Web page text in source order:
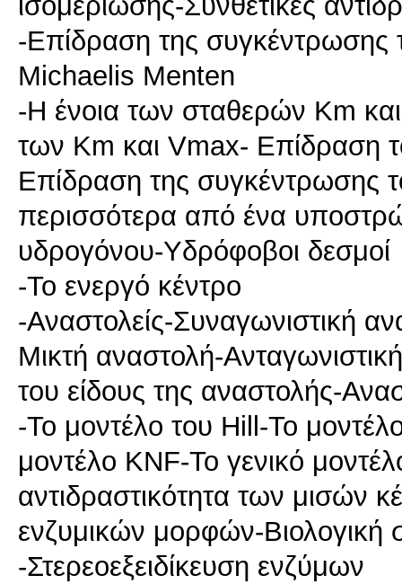
-Επίδραση της
Michaelis Menten
-Η ένοια των σταθερών Km
των Κm και Vmax- Επίδραση
Επίδραση της συγκέντρωσης
περισσότερα από ένα
υδρογόνου-Υδρόφοβοι δεσμοί
-Το ενεργό κέντρο
-Αναστολείς-Συναγωνιστική
Μικτή αναστολή-
του είδους της αναστολής-
-To μοντέλο του Hill-Το
μοντέλο KNF-Το γενικό
αντιδραστικότητα των μισών
ενζυμικών μορφών-Βιολογική
-Στερεοεξειδίκευση ενζύμων